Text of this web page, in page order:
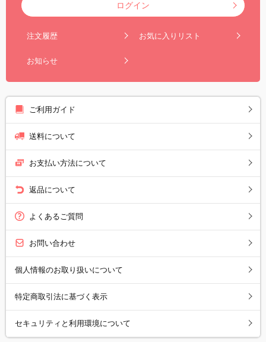
ログイン
注文履歴 お気に入りリスト
お知らせ
ご利用ガイド
送料について
お支払い方法について
返品について
よくあるご質問
お問い合わせ
個人情報のお取り扱いについて
特定商取引法に基づく表示
セキュリティと利用環境について